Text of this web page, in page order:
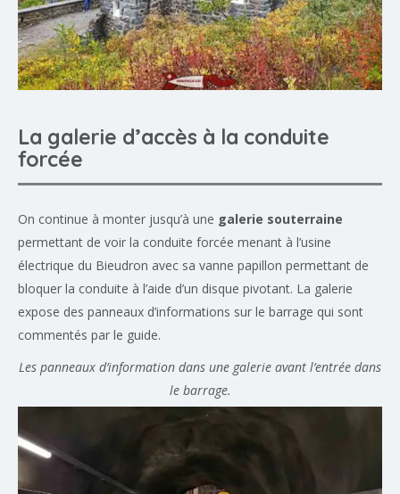
La galerie d’accès à la conduite
forcée
On continue à monter jusqu’à une galerie souterraine
permettant de voir la conduite forcée menant à l’usine
électrique du Bieudron avec sa vanne papillon permettant de
bloquer la conduite à l’aide d’un disque pivotant. La galerie
expose des panneaux d’informations sur le barrage qui sont
commentés par le guide.
Les panneaux d’information dans une galerie avant l’entrée dans
le barrage.